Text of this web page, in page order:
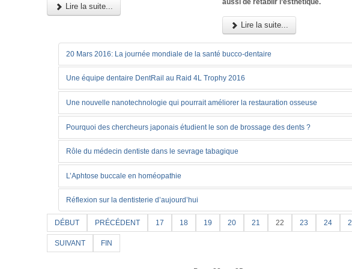
Lire la suite... aussi de rétablir l’esthétique.
Lire la suite...
20 Mars 2016: La journée mondiale de la santé bucco-dentaire
Une équipe dentaire DentRail au Raid 4L Trophy 2016
Une nouvelle nanotechnologie qui pourrait améliorer la restauration osseuse
Pourquoi des chercheurs japonais étudient le son de brossage des dents ?
Rôle du médecin dentiste dans le sevrage tabagique
L’Aphtose buccale en homéopathie
Réflexion sur la dentisterie d’aujourd’hui
DÉBUT PRÉCÉDENT 17 18 19 20 21 22 23 24
SUIVANT FIN